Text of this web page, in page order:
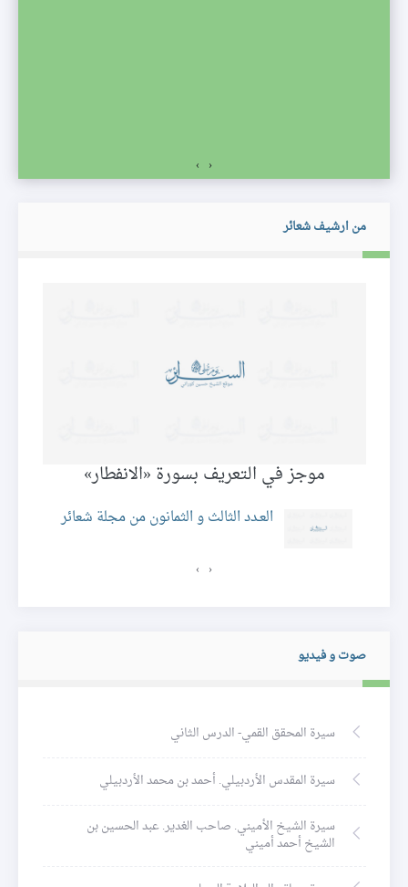
‹
›
من ارشيف شعائر
موجز في التعريف بسورة «الانفطار»
العـدد الثالث و الثمانون من مجلة شعائر
‹
›
صوت و فيديو
سيرة المحقق القمي- الدرس الثاني
سيرة المقدس الأردبيلي. أحمد بن محمد الأردبيلي
سيرة الشيخ الأميني. صاحب الغدير. عبد الحسين بن
الشيخ أحمد أميني